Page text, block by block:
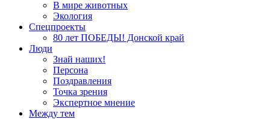
В мире животных
Экология
Спецпроекты
80 лет ПОБЕДЫ! Донской край
Люди
Знай наших!
Персона
Поздравления
Точка зрения
Экспертное мнение
Между тем